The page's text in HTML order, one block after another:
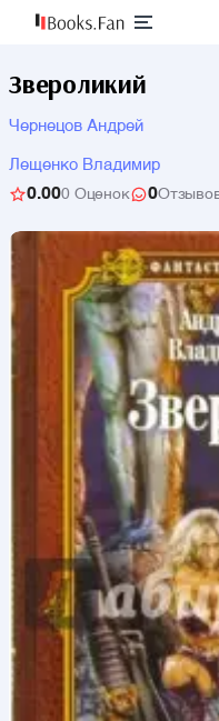
Звероликий
Чернецов Андрей
Лещенко Владимир
0.000 Оценок 0